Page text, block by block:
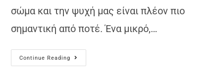
σώμα και την ψυχή μας είναι πλέον πιο
σημαντική από ποτέ. Ένα μικρό,…
Continue Reading